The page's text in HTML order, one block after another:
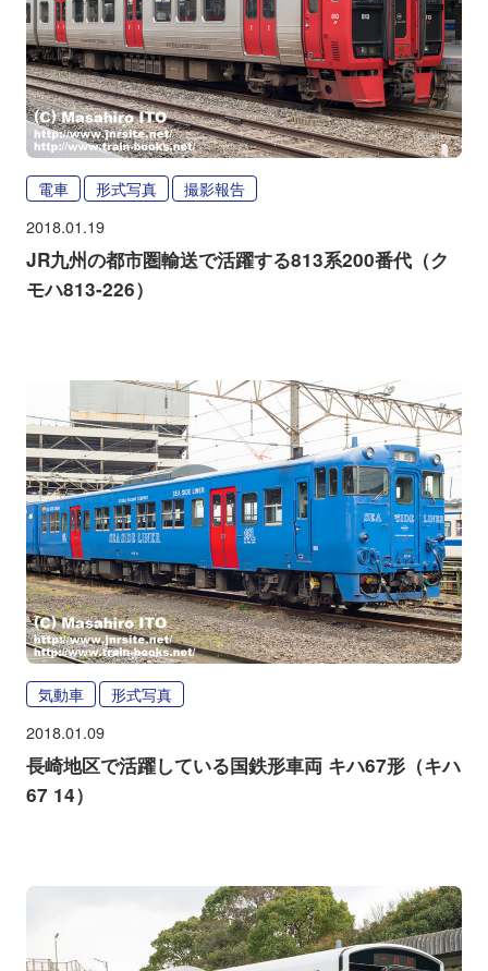
電車 形式写真 撮影報告
2018.01.19
JR九州の都市圏輸送で活躍する813系200番代（ク
モハ813-226）
気動車 形式写真
2018.01.09
長崎地区で活躍している国鉄形車両 キハ67形（キハ
67 14）